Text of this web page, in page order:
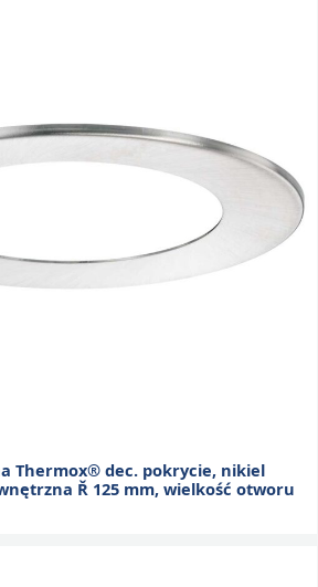
Thermox® dec. pokrycie, nikiel
Ř 125 mm, wielkość otworu